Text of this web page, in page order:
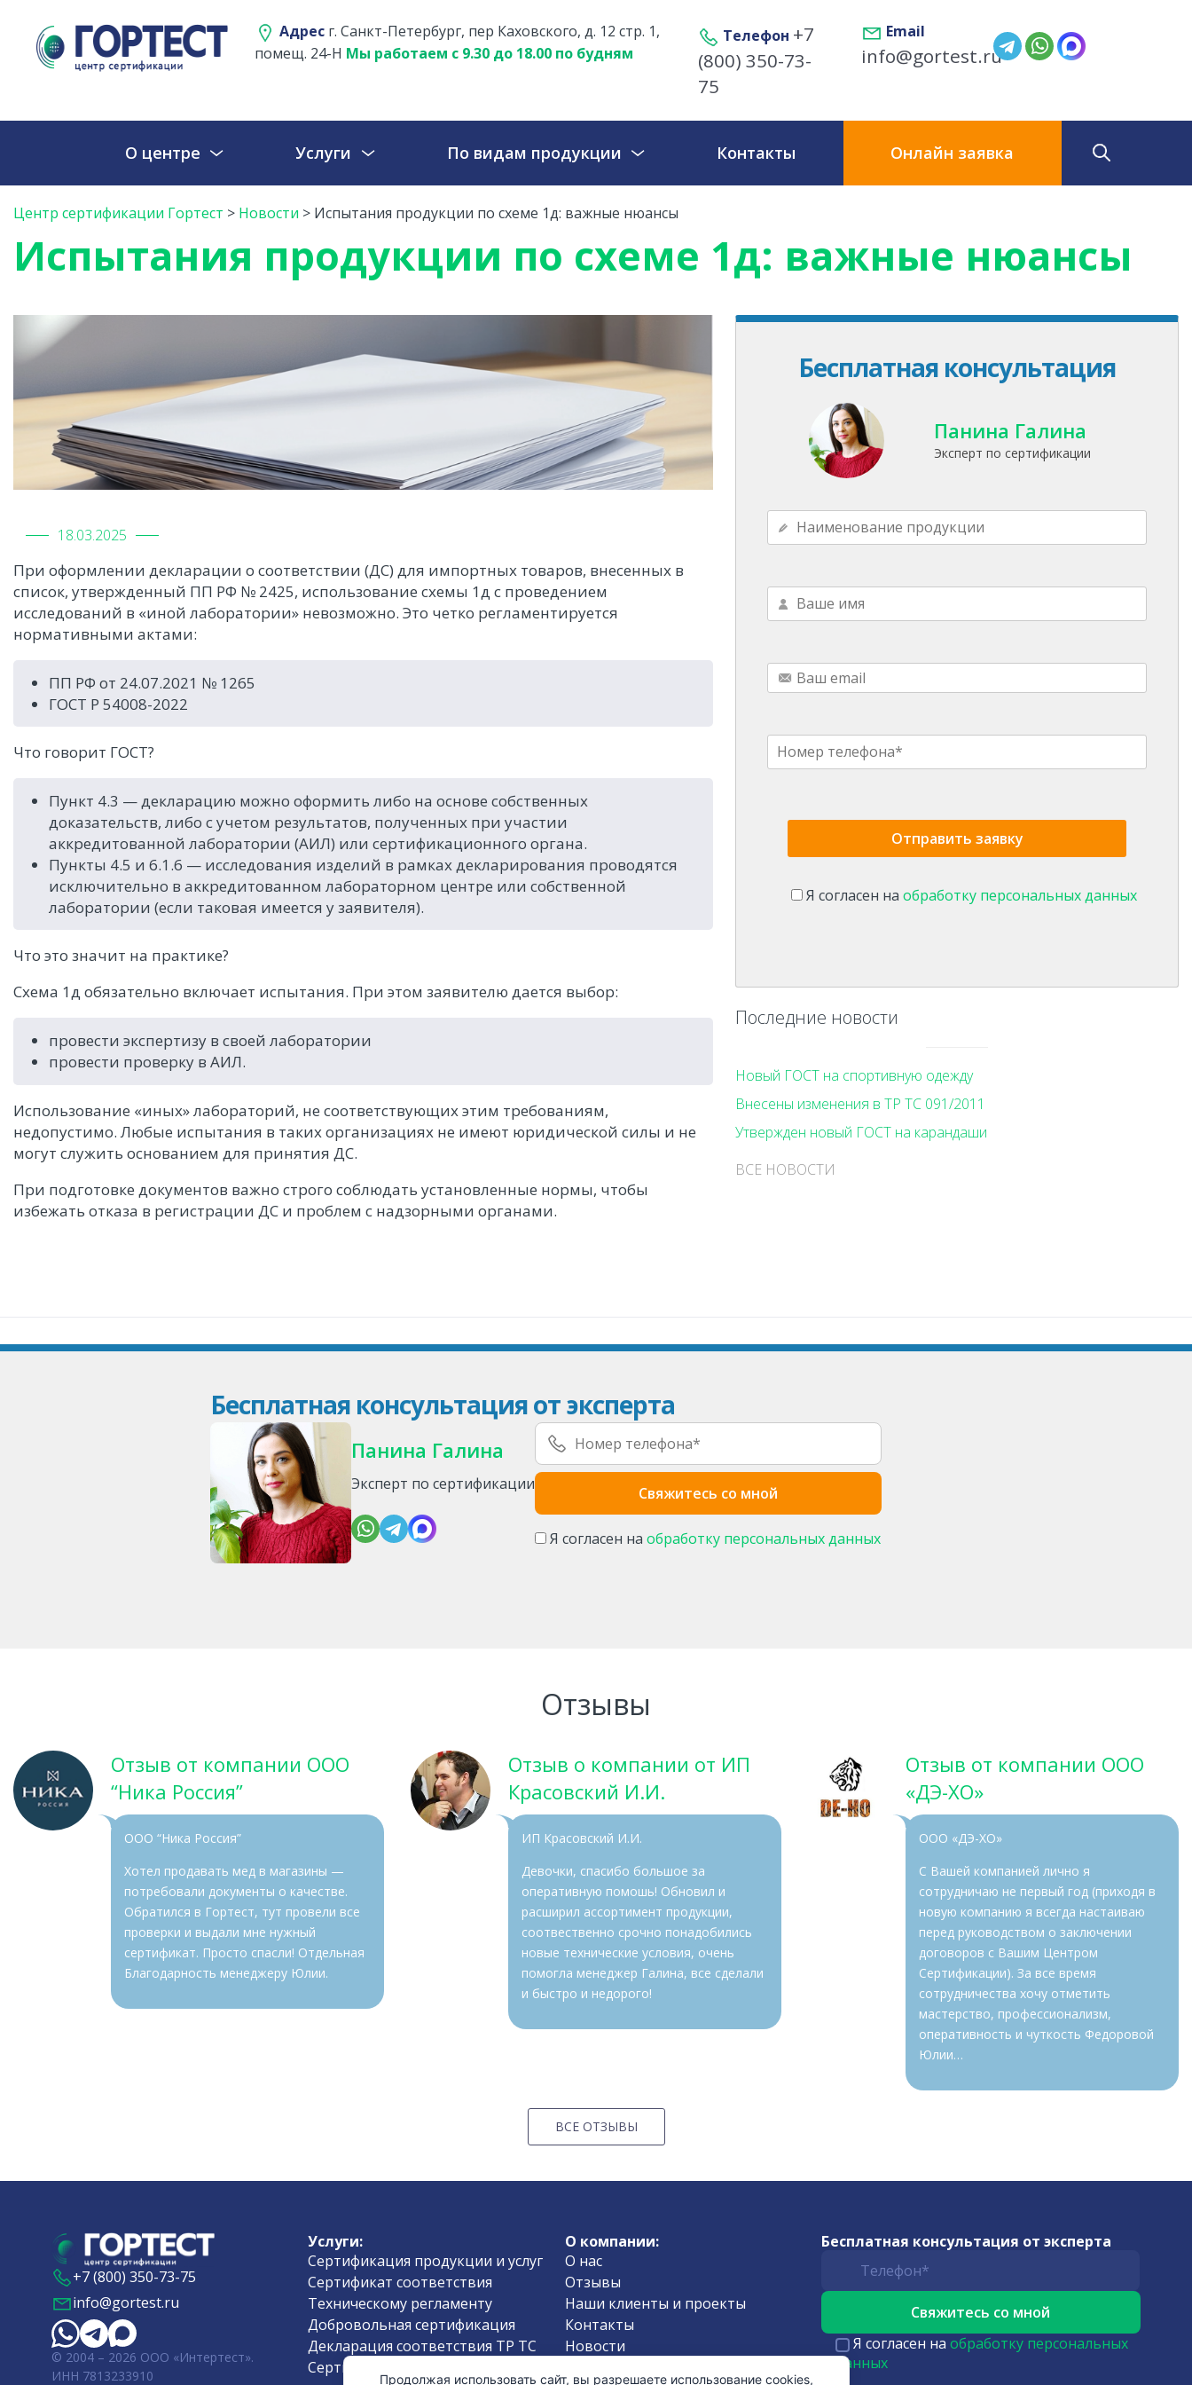
Адрес г. Санкт-Петербург, пер Каховского, д. 12 стр. 1,
помещ. 24-Н Мы работаем с 9.30 до 18.00 по будням
Телефон +7
(800) 350-73-
75
Email
info@gortest.ru
О центре Услуги По видам продукции Контакты Онлайн заявка
Центр сертификации Гортест > Новости > Испытания продукции по схеме 1д: важные нюансы
Испытания продукции по схеме 1д: важные нюансы
18.03.2025
При оформлении декларации о соответствии (ДС) для импортных товаров, внесенных в
список, утвержденный ПП РФ № 2425, использование схемы 1д с проведением
исследований в «иной лаборатории» невозможно. Это четко регламентируется
нормативными актами:
ПП РФ от 24.07.2021 № 1265
ГОСТ Р 54008-2022
Что говорит ГОСТ?
Пункт 4.3 — декларацию можно оформить либо на основе собственных
доказательств, либо с учетом результатов, полученных при участии
аккредитованной лаборатории (АИЛ) или сертификационного органа.
Пункты 4.5 и 6.1.6 — исследования изделий в рамках декларирования проводятся
исключительно в аккредитованном лабораторном центре или собственной
лаборатории (если таковая имеется у заявителя).
Что это значит на практике?
Схема 1д обязательно включает испытания. При этом заявителю дается выбор:
провести экспертизу в своей лаборатории
провести проверку в АИЛ.
Использование «иных» лабораторий, не соответствующих этим требованиям,
недопустимо. Любые испытания в таких организациях не имеют юридической силы и не
могут служить основанием для принятия ДС.
При подготовке документов важно строго соблюдать установленные нормы, чтобы
избежать отказа в регистрации ДС и проблем с надзорными органами.
Бесплатная консультация
Панина Галина
Эксперт по сертификации
Я согласен на обработку персональных данных
Последние новости
Новый ГОСТ на спортивную одежду
Внесены изменения в ТР ТС 091/2011
Утвержден новый ГОСТ на карандаши
ВСЕ НОВОСТИ
Бесплатная консультация от эксперта
Панина Галина
Эксперт по сертификации
Я согласен на обработку персональных данных
Отзывы
Отзыв от компании ООО
“Ника Россия”
ООО “Ника Россия”
Хотел продавать мед в магазины —
потребовали документы о качестве.
Обратился в Гортест, тут провели все
проверки и выдали мне нужный
сертификат. Просто спасли! Отдельная
Благодарность менеджеру Юлии.
Отзыв о компании от ИП
Красовский И.И.
ИП Красовский И.И.
Девочки, спасибо большое за
оперативную помошь! Обновил и
расширил ассортимент продукции,
соотвественно срочно понадобились
новые технические условия, очень
помогла менеджер Галина, все сделали
и быстро и недорого!
Отзыв от компании ООО
«ДЭ-ХО»
ООО «ДЭ-ХО»
С Вашей компанией лично я
сотрудничаю не первый год (приходя в
новую компанию я всегда настаиваю
перед руководством о заключении
договоров с Вашим Центром
Сертификации). За все время
сотрудничества хочу отметить
мастерство, профессионализм,
оперативность и чуткость Федоровой
Юлии…
ВСЕ ОТЗЫВЫ
+7 (800) 350-73-75
info@gortest.ru
© 2004 – 2026 ООО «Интертест».
ИНН 7813233910
Услуги:
Сертификация продукции и услуг
Сертификат соответствия
Техническому регламенту
Добровольная сертификация
Декларация соответствия ТР ТС
Сертификат соответствия
О компании:
О нас
Отзывы
Наши клиенты и проекты
Контакты
Новости
Бесплатная консультация от эксперта
Я согласен на обработку персональных
данных
Продолжая использовать сайт, вы разрешаете использование cookies,